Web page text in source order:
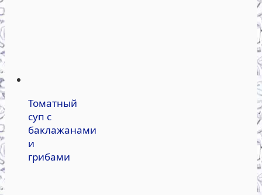
Томатный
суп с
баклажанами
и
грибами